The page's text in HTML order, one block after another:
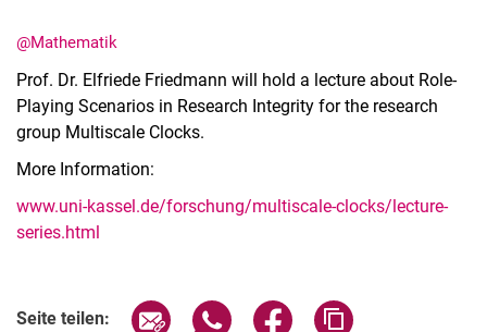
@Mathematik
Prof. Dr. Elfriede Friedmann will hold a lecture about Role-
Playing Scenarios in Research Integrity for the research
group Multiscale Clocks.
More Information:
www.uni-kassel.de/forschung/multiscale-clocks/lecture-
series.html
Seite teilen: Seite über E-Mail teilen
Seite über WhatsApp teilen
Seite über Facebook